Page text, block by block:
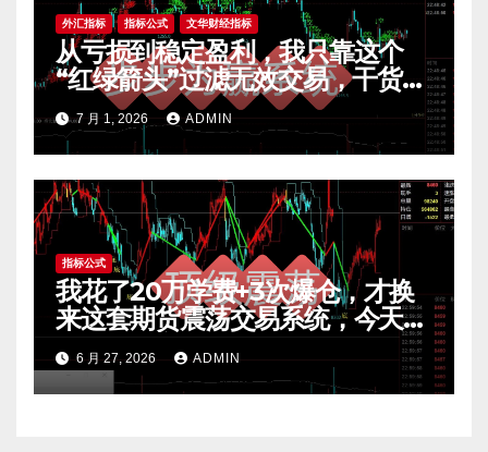
外汇指标 指标公式 文华财经指标
从亏损到稳定盈利，我只靠这个
“红绿箭头”过滤无效交易，干货全
公开 mt4指标
7 月 1, 2026 ADMIN
指标公式
我花了20万学费+3次爆仓，才换
来这套期货震荡交易系统，今天免
费公开核心逻辑
6 月 27, 2026 ADMIN